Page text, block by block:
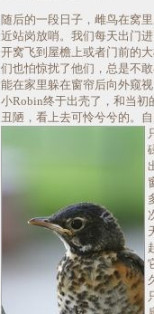
随后的一段日子，雌鸟在窝
近站岗放哨。我们每天出门
开窝飞到屋檐上或者门前的
们也怕惊扰了他们，总是不
能在家里躲在窗帘后向外窥视
小Robin终于出壳了，和当初
丑陋，看上去可怜兮兮的。